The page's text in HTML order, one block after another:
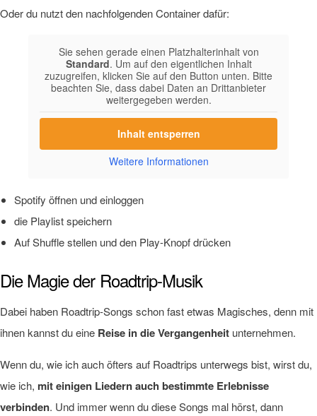
Oder du nutzt den nachfolgenden Container dafür:
Sie sehen gerade einen Platzhalterinhalt von
Standard. Um auf den eigentlichen Inhalt
zuzugreifen, klicken Sie auf den Button unten. Bitte
beachten Sie, dass dabei Daten an Drittanbieter
weitergegeben werden.
Inhalt entsperren
Weitere Informationen
Spotify öffnen und einloggen
die Playlist speichern
Auf Shuffle stellen und den Play-Knopf drücken
Die Magie der Roadtrip-Musik
Dabei haben Roadtrip-Songs schon fast etwas Magisches, denn mit
ihnen kannst du eine Reise in die Vergangenheit unternehmen.
Wenn du, wie ich auch öfters auf Roadtrips unterwegs bist, wirst du,
wie ich, mit einigen Liedern auch bestimmte Erlebnisse
verbinden. Und immer wenn du diese Songs mal hörst, dann